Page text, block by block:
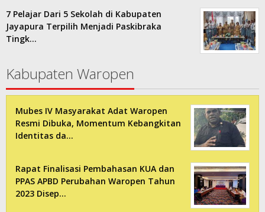
7 Pelajar Dari 5 Sekolah di Kabupaten
Jayapura Terpilih Menjadi Paskibraka
Tingk…
Kabupaten Waropen
Mubes IV Masyarakat Adat Waropen
Resmi Dibuka, Momentum Kebangkitan
Identitas da…
Rapat Finalisasi Pembahasan KUA dan
PPAS APBD Perubahan Waropen Tahun
2023 Disep…